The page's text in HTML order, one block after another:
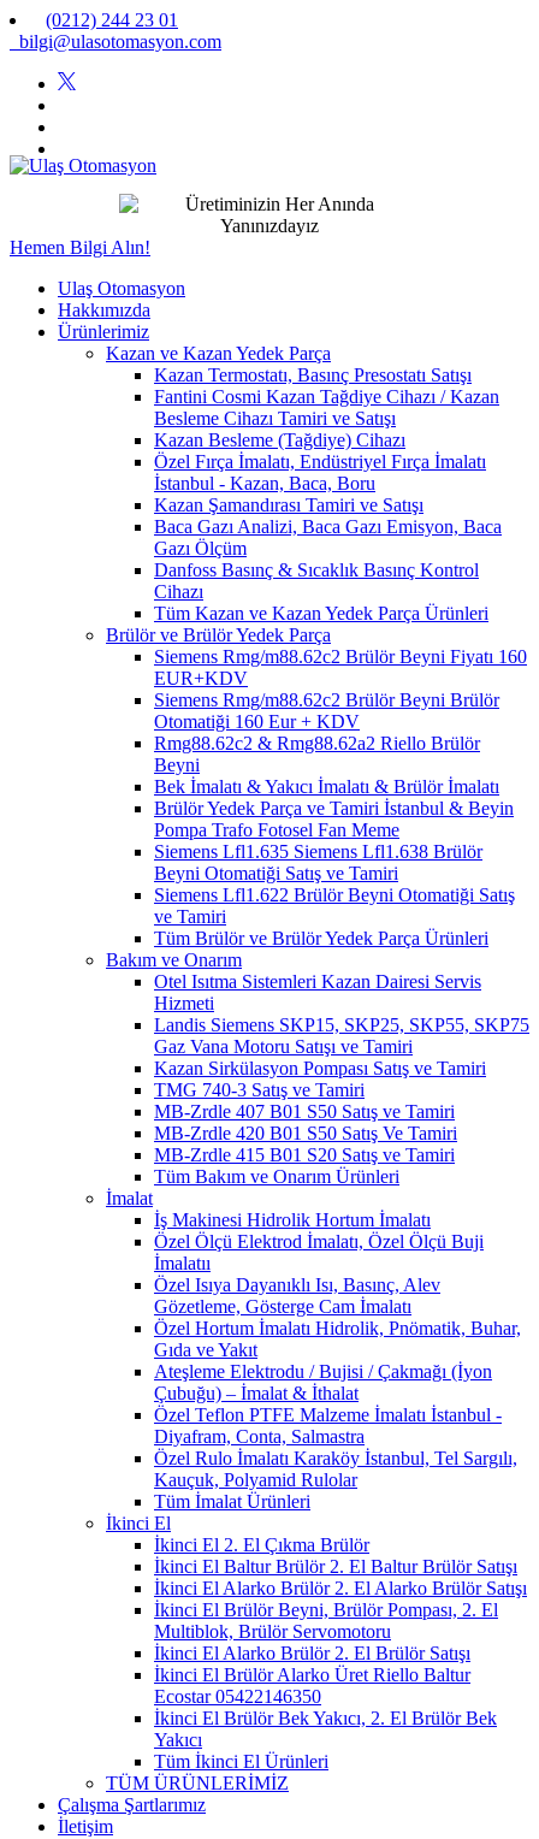
(0212) 244 23 01
bilgi@ulasotomasyon.com
Hemen Bilgi Alın!
Ulaş Otomasyon
Hakkımızda
Ürünlerimiz
Kazan ve Kazan Yedek Parça
Kazan Termostatı, Basınç Presostatı Satışı
Fantini Cosmi Kazan Tağdiye Cihazı / Kazan
Besleme Cihazı Tamiri ve Satışı
Kazan Besleme (Tağdiye) Cihazı
Özel Fırça İmalatı, Endüstriyel Fırça İmalatı
İstanbul - Kazan, Baca, Boru
Kazan Şamandırası Tamiri ve Satışı
Baca Gazı Analizi, Baca Gazı Emisyon, Baca
Gazı Ölçüm
Danfoss Basınç & Sıcaklık Basınç Kontrol
Cihazı
Tüm Kazan ve Kazan Yedek Parça Ürünleri
Brülör ve Brülör Yedek Parça
Siemens Rmg/m88.62c2 Brülör Beyni Fiyatı 160
EUR+KDV
Siemens Rmg/m88.62c2 Brülör Beyni Brülör
Otomatiği 160 Eur + KDV
Rmg88.62c2 & Rmg88.62a2 Riello Brülör
Beyni
Bek İmalatı & Yakıcı İmalatı & Brülör İmalatı
Brülör Yedek Parça ve Tamiri İstanbul & Beyin
Pompa Trafo Fotosel Fan Meme
Siemens Lfl1.635 Siemens Lfl1.638 Brülör
Beyni Otomatiği Satış ve Tamiri
Siemens Lfl1.622 Brülör Beyni Otomatiği Satış
ve Tamiri
Tüm Brülör ve Brülör Yedek Parça Ürünleri
Bakım ve Onarım
Otel Isıtma Sistemleri Kazan Dairesi Servis
Hizmeti
Landis Siemens SKP15, SKP25, SKP55, SKP75
Gaz Vana Motoru Satışı ve Tamiri
Kazan Sirkülasyon Pompası Satış ve Tamiri
TMG 740-3 Satış ve Tamiri
MB-Zrdle 407 B01 S50 Satış ve Tamiri
MB-Zrdle 420 B01 S50 Satış Ve Tamiri
MB-Zrdle 415 B01 S20 Satış ve Tamiri
Tüm Bakım ve Onarım Ürünleri
İmalat
İş Makinesi Hidrolik Hortum İmalatı
Özel Ölçü Elektrod İmalatı, Özel Ölçü Buji
İmalatıı
Özel Isıya Dayanıklı Isı, Basınç, Alev
Gözetleme, Gösterge Cam İmalatı
Özel Hortum İmalatı Hidrolik, Pnömatik, Buhar,
Gıda ve Yakıt
Ateşleme Elektrodu / Bujisi / Çakmağı (İyon
Çubuğu) – İmalat & İthalat
Özel Teflon PTFE Malzeme İmalatı İstanbul -
Diyafram, Conta, Salmastra
Özel Rulo İmalatı Karaköy İstanbul, Tel Sargılı,
Kauçuk, Polyamid Rulolar
Tüm İmalat Ürünleri
İkinci El
İkinci El 2. El Çıkma Brülör
İkinci El Baltur Brülör 2. El Baltur Brülör Satışı
İkinci El Alarko Brülör 2. El Alarko Brülör Satışı
İkinci El Brülör Beyni, Brülör Pompası, 2. El
Multiblok, Brülör Servomotoru
İkinci El Alarko Brülör 2. El Brülör Satışı
İkinci El Brülör Alarko Üret Riello Baltur
Ecostar 05422146350
İkinci El Brülör Bek Yakıcı, 2. El Brülör Bek
Yakıcı
Tüm İkinci El Ürünleri
TÜM ÜRÜNLERİMİZ
Çalışma Şartlarımız
İletişim